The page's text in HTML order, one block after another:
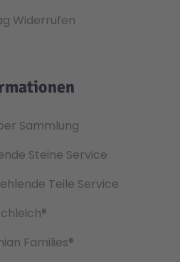
Widerrufen
Sammlung
Steine Service
Teile Service
Families®